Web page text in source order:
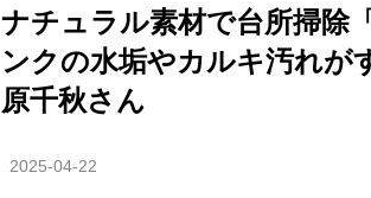
ナチュラル素材で台所掃除
ンクの水垢やカルキ汚れが
原千秋さん
2025-04-22